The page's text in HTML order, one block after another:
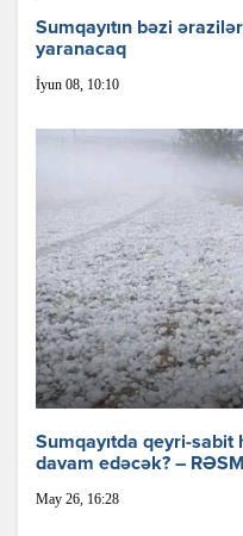
Sumqayıtın bəzi
yaranacaq
İyun 08, 10:10
Sumqayıtda qeyri-
davam edəcək? –
May 26, 16:28